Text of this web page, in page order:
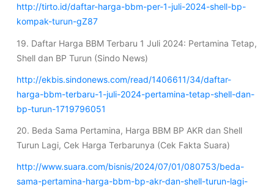
http://tirto.id/daftar-harga-bbm-per-1-juli-2024-shell-bp-
kompak-turun-gZ87
19. Daftar Harga BBM Terbaru 1 Juli 2024: Pertamina Tetap,
Shell dan BP Turun (Sindo News)
http://ekbis.sindonews.com/read/1406611/34/daftar-
harga-bbm-terbaru-1-juli-2024-pertamina-tetap-shell-dan-
bp-turun-1719796051
20. Beda Sama Pertamina, Harga BBM BP AKR dan Shell
Turun Lagi, Cek Harga Terbarunya (Cek Fakta Suara)
http://www.suara.com/bisnis/2024/07/01/080753/beda-
sama-pertamina-harga-bbm-bp-akr-dan-shell-turun-lagi-